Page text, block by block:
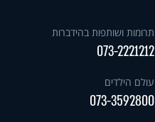
תרומות ושותפות בהידברות
073-2221212
עולם הילדים
073-3592800